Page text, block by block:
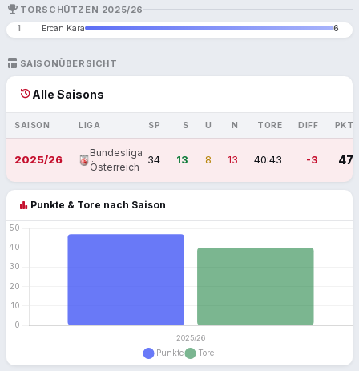
EMOJI_EVENTS TORSCHÜTZEN 2025/26
1 Ercan Kara 6
TABLE_CHART SAISONÜBERSICHT
historyAlle Saisons
SAISON LIGA SP S U N TORE DIFF PKT
2025/26
Bundesliga
Österreich
34 13 8 13 40:43 -3 47
bar_chart Punkte & Tore nach Saison